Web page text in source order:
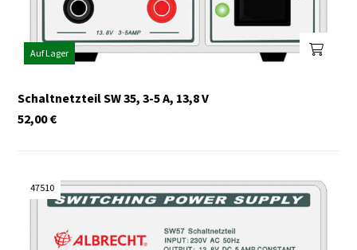
Auf Lager
Schaltnetzteil SW 35, 3-5 A, 13,8 V
€
52,00
47510